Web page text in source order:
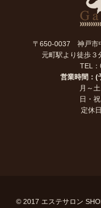
〒650-0037 神戸市
元町駅より徒歩
TEL
営業時間：(
月～
日・
定休
© 2017 エステサロン